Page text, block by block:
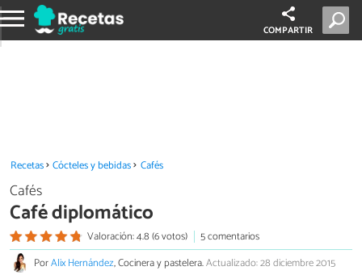
COMPARTIR
Recetas Cócteles y bebidas Cafés
Cafés
Café diplomático
Valoración: 4.8 (6 votos)
5 comentarios
PorAlix Hernández, Cocinera y pastelera.Actualizado: 28 diciembre 2015